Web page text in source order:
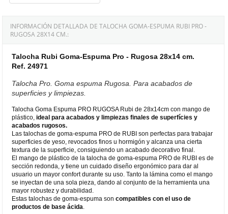
INFORMACIÓN DETALLADA DE TALOCHA GOMA-ESPUMA RUBI PRO -
RUGOSA 28X14 CM.:
Talocha Rubi Goma-Espuma Pro - Rugosa 28x14 cm.
Ref. 24971
Talocha Pro. Goma espuma Rugosa. Para acabados de
superficies y limpiezas.
Talocha Goma Espuma PRO RUGOSA Rubi de 28x14cm con mango de
plástico,ideal para acabados y limpiezas finales de superfícies y
acabados rugosos.
Las talochas de goma-espuma PRO de RUBI son perfectas para trabajar
superficies de yeso, revocados finos u hormigón y alcanza una cierta
textura de la superficie, consiguiendo un acabado decorativo final.
El mango de plástico de la talocha de goma-espuma PRO de RUBI es de
sección redonda, y tiene un cuidado diseño ergonómico para dar al
usuario un mayor confort durante su uso. Tanto la lámina como el mango
se inyectan de una sola pieza, dando al conjunto de la herramienta una
mayor robustez y durabilidad.
Estas talochas de goma-espuma soncompatibles con el uso de
productos de base ácida